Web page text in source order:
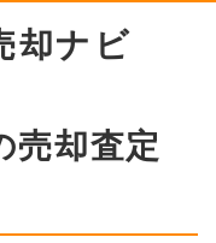
却ナビ
売却査定